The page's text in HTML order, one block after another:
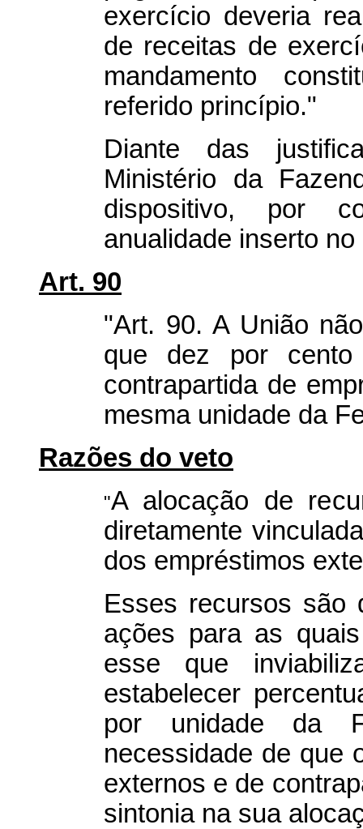
exercício deveria
de receitas de
mandamento
referido princípio."
Diante das
Ministério da
dispositivo, por
anualidade inserto
Art. 90
"Art. 90. A União
que dez por
contrapartida de
mesma unidade da
Razões do veto
"A alocação de
diretamente
dos empréstimos
Esses recursos são
ações para as
esse que
estabelecer
por unidade da
necessidade de que
externos e de
sintonia na sua